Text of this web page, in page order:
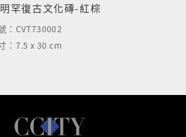
罕復古文化磚-紅棕
： CVT730002
： 7.5 x 30 cm